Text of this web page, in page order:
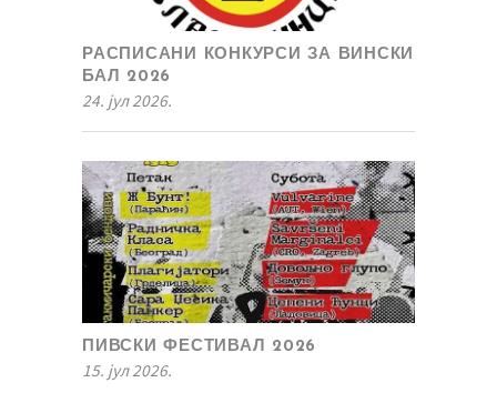
РАСПИСАНИ КОНКУРСИ ЗА ВИНСКИ
БАЛ 2026
24. јул 2026.
ПИВСКИ ФЕСТИВАЛ 2026
15. јул 2026.